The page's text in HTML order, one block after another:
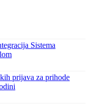
Sistema
prijava za prihode